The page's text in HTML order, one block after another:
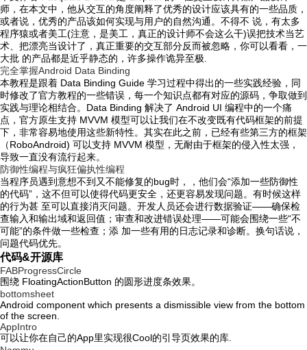
师，在本文中，他从交互的角度阐释了优秀的设计应该具有的一些品质，
或者说，优秀的产品该如何实现与用户的自然沟通。不得不 说，有太多
程序猿或者美工(注意，是美工，真正的设计师不会这么干)误把技术当艺
术、把漂亮当设计了，真正重要的交互部分反而被忽略，你可以看看，一
大批 的产品都是近乎静态的，许多操作诡异至极.
完全掌握Android Data Binding
本教程是跟着 Data Binding Guide 学习过程中得出的一些实践经验，同
时修改了官方教程的一些错误，每一个知识点都有对应的源码，争取做到
实践与理论相结合。Data Binding 解决了 Android UI 编程中的一个痛
点，官方原生支持 MVVM 模型可以让我们在不改变既有代码框架的前提
下，非常容易地使用这些新特性。其实在此之前，已经有些第三方的框架
（RoboAndroid) 可以支持 MVVM 模型，无耐由于框架的侵入性太强，
导致一直没有流行起来。
防御性编程与疯狂偏执性编程
当程序员遇到意想不到又不能修复的bug时，，他们会“添加一些防御性
的代码”，这不但可以使得代码更安全，还更容易发现问题。有时候这样
的行为甚 至可以直接消灭问题。开发人员还会进行数据验证——确保检
查输入和输出域和返回值；审查和改进错误处理——可能会围绕一些“不
可能”的条件做一些检查；添 加一些有用的日志记录和诊断。换句话说，
问题代码优先。
代码&开源库
FABProgressCircle
围绕 FloatingActionButton 的圆形进度条效果。
bottomsheet
Android component which presents a dismissible view from the bottom
of the screen.
AppIntro
可以让你在自己的App里实现很Cool的引导页效果的库.